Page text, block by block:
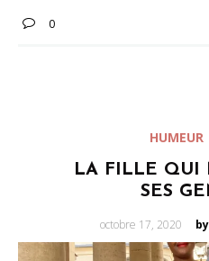
0
HUMEUR
LA FILLE QUI
SES
Posted
octobre 17, 2020